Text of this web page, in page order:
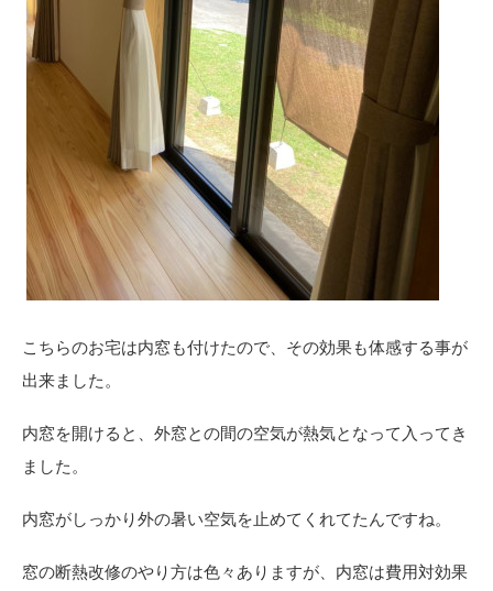
こちらのお宅は内窓も付けたので、その効果も体感する事が
出来ました。
内窓を開けると、外窓との間の空気が熱気となって入ってき
ました。
内窓がしっかり外の暑い空気を止めてくれてたんですね。
窓の断熱改修のやり方は色々ありますが、内窓は費用対効果